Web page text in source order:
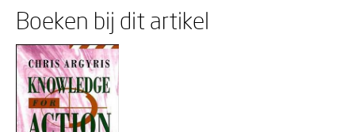
Boeken bij dit artikel